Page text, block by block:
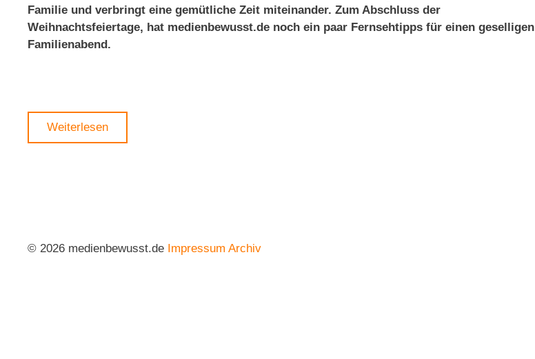
Familie und verbringt eine gemütliche Zeit miteinander. Zum Abschluss der
Weihnachtsfeiertage, hat medienbewusst.de noch ein paar Fernsehtipps für einen geselligen
Familienabend.
Weiterlesen
© 2026 medienbewusst.de Impressum Archiv